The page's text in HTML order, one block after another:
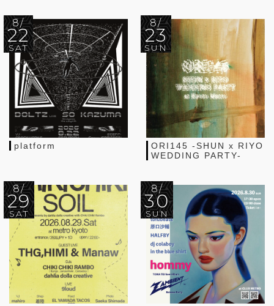
8/
22
SAT
platform
8/
23
SUN
ORI145 -SHUN x RIYO
WEDDING PARTY-
8/
29
SAT
8/
30
SUN